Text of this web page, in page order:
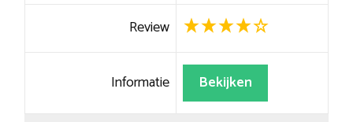
Review
Informatie Bekijken